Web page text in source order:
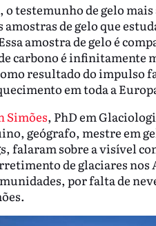
o testemunho de gelo
de gelo que
amostra de gelo é
carbono é infinitamente
resultado do impulso
em toda a
Simões, PhD em
geógrafo, mestre em
falaram sobre a visível
de glaciares nos
por falta de